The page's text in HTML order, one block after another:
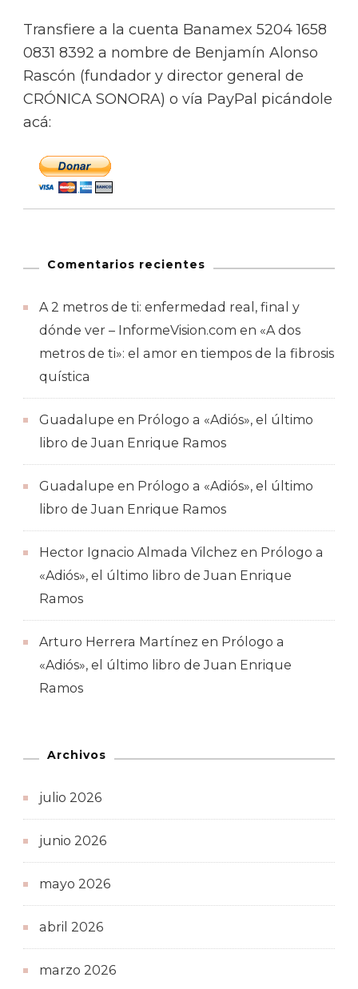
Transfiere a la cuenta Banamex 5204 1658
0831 8392 a nombre de Benjamín Alonso
Rascón (fundador y director general de
CRÓNICA SONORA) o vía PayPal picándole
acá:
Comentarios recientes
A 2 metros de ti: enfermedad real, final y
dónde ver – InformeVision.com en «A dos
metros de ti»: el amor en tiempos de la fibrosis
quística
Guadalupe en Prólogo a «Adiós», el último
libro de Juan Enrique Ramos
Guadalupe en Prólogo a «Adiós», el último
libro de Juan Enrique Ramos
Hector Ignacio Almada Vilchez en Prólogo a
«Adiós», el último libro de Juan Enrique
Ramos
Arturo Herrera Martínez en Prólogo a
«Adiós», el último libro de Juan Enrique
Ramos
Archivos
julio 2026
junio 2026
mayo 2026
abril 2026
marzo 2026